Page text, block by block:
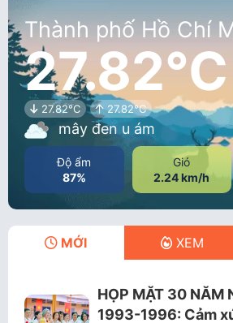
Thành phố Hồ Chí
27.82°C
27.82°C 27.82°C
mây đen u ám
Độ ẩm
87%
Gió
2.24 km/h
MỚI XEM
HỌP MẶT 30 NĂM
1993-1996: Cảm